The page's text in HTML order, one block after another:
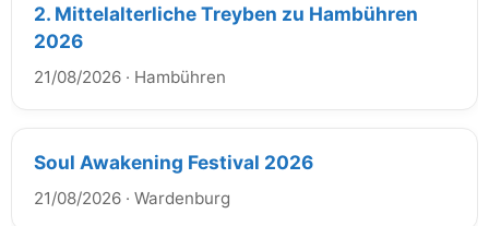
2. Mittelalterliche Treyben zu Hambühren
2026
21/08/2026 · Hambühren
Soul Awakening Festival 2026
21/08/2026 · Wardenburg